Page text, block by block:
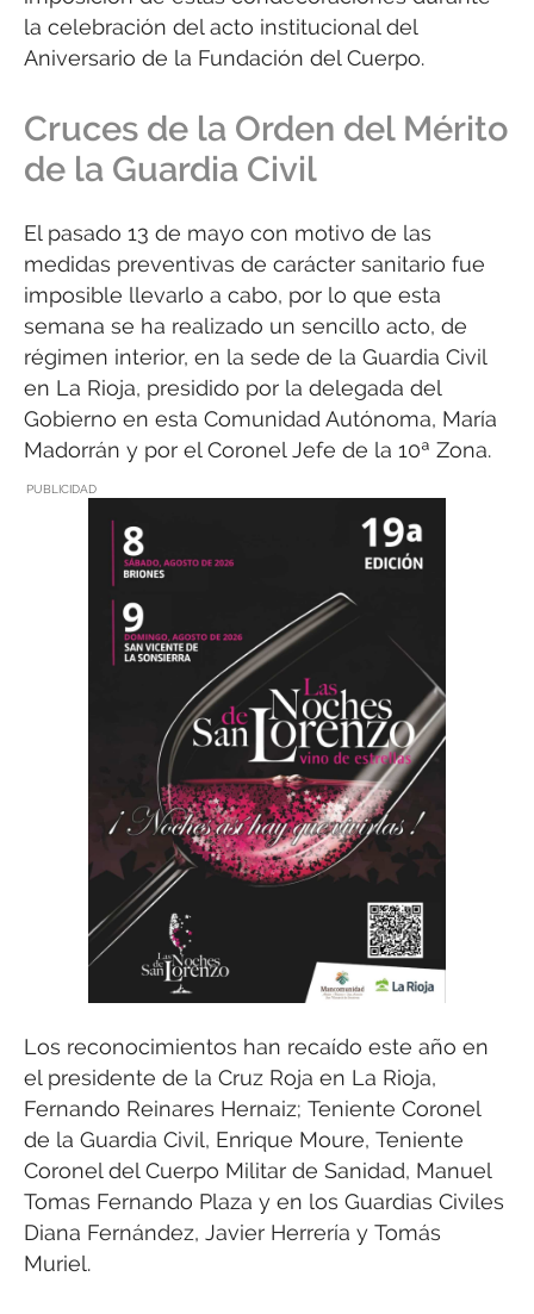
la celebración del acto institucional del
Aniversario de la Fundación del Cuerpo.
Cruces de la Orden del Mérito
de la Guardia Civil
El pasado 13 de mayo con motivo de las
medidas preventivas de carácter sanitario fue
imposible llevarlo a cabo, por lo que esta
semana se ha realizado un sencillo acto, de
régimen interior, en la sede de la Guardia Civil
en La Rioja, presidido por la delegada del
Gobierno en esta Comunidad Autónoma, María
Madorrán y por el Coronel Jefe de la 10ª Zona.
PUBLICIDAD
Los reconocimientos han recaído este año en
el presidente de la Cruz Roja en La Rioja,
Fernando Reinares Hernaiz; Teniente Coronel
de la Guardia Civil, Enrique Moure, Teniente
Coronel del Cuerpo Militar de Sanidad, Manuel
Tomas Fernando Plaza y en los Guardias Civiles
Diana Fernández, Javier Herrería y Tomás
Muriel.